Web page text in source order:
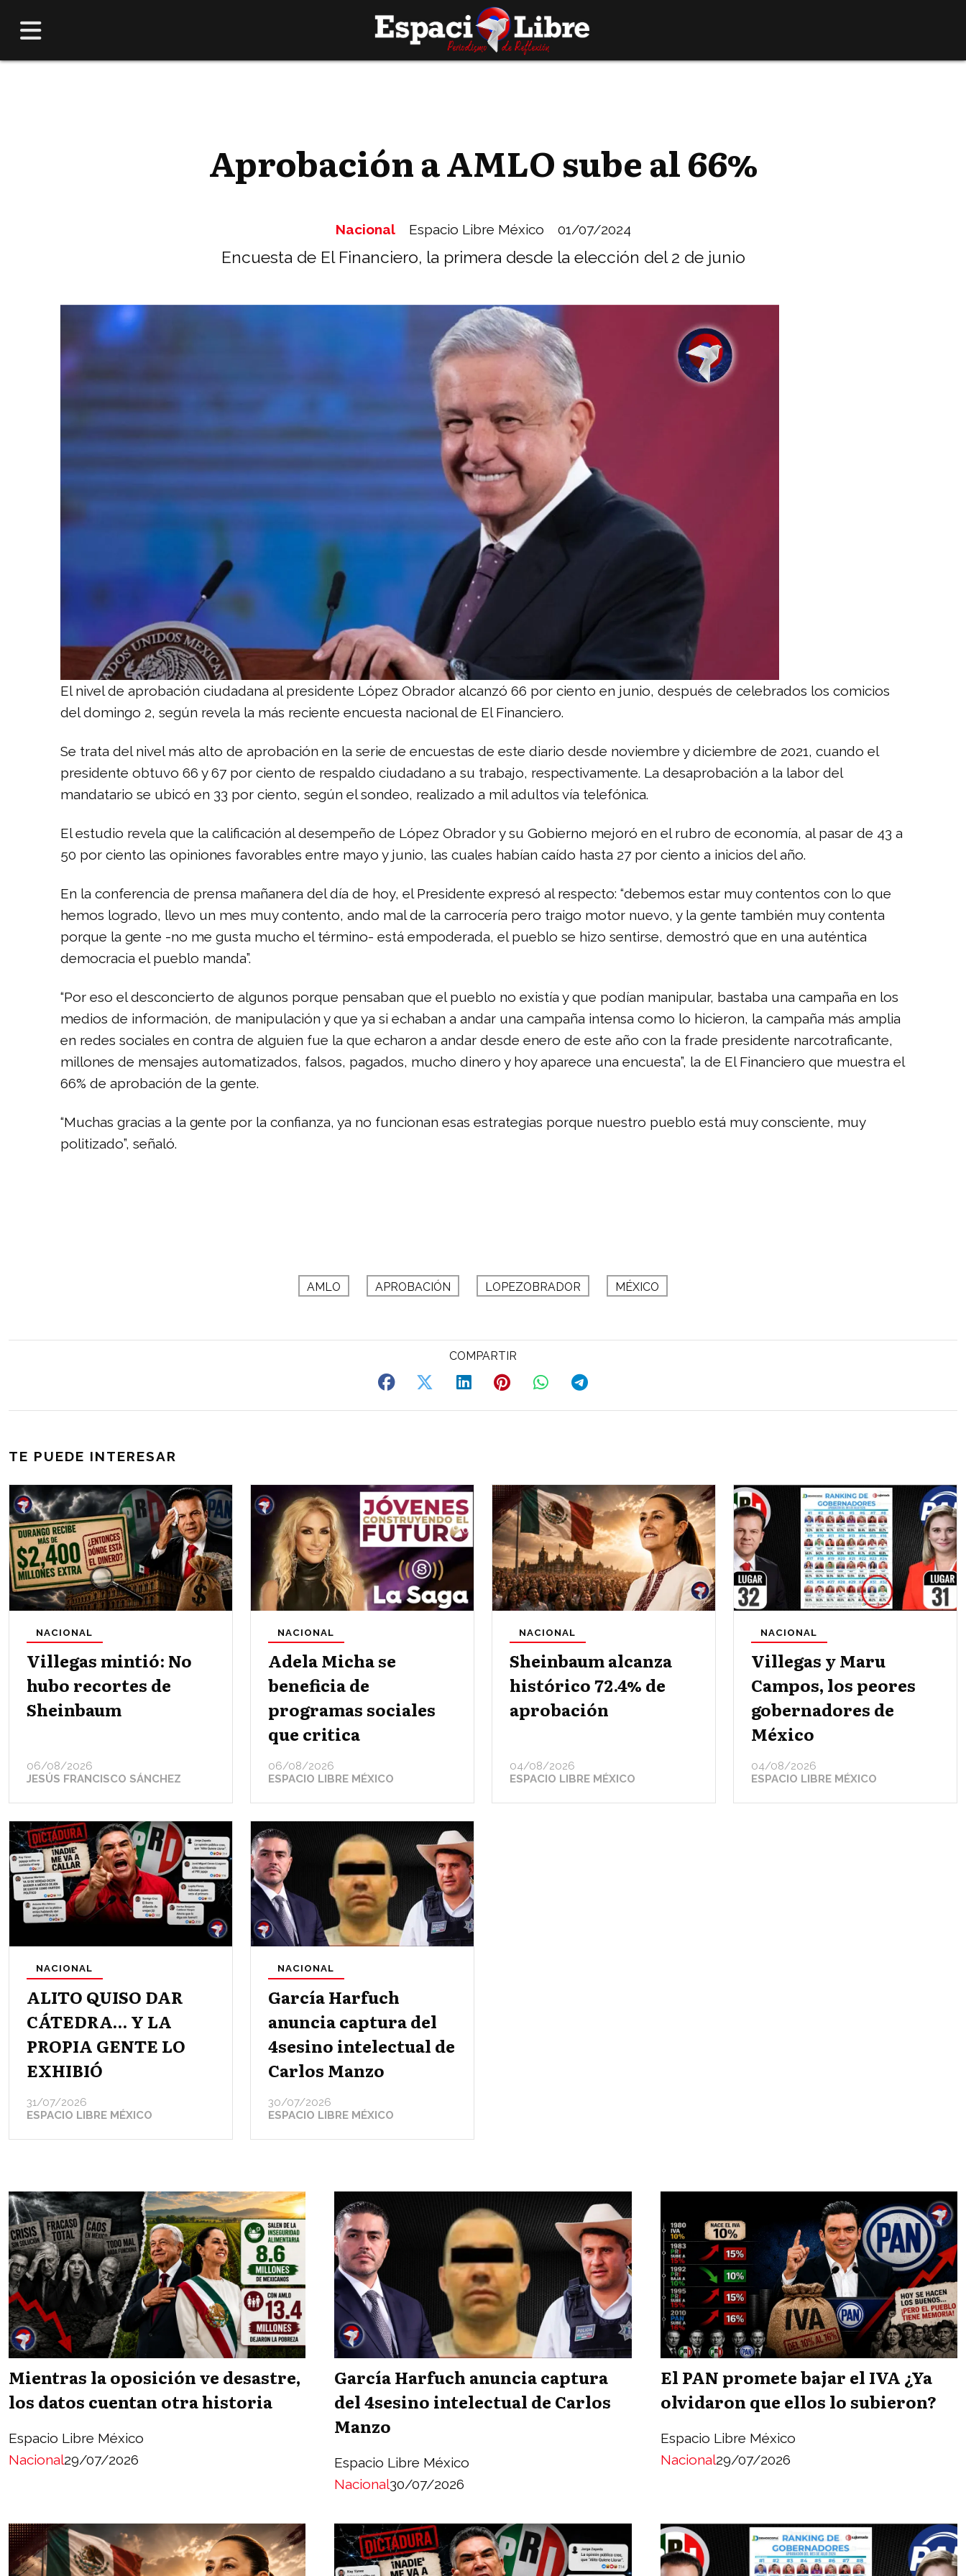
Aprobación a AMLO sube al 66%
Encuesta de El Financiero, la primera desde la elección del 2 de junio
Nacional 01/07/2024
Espacio Libre México
El nivel de aprobación ciudadana al presidente López Obrador alcanzó 66 por ciento en junio, después de celebrados los comicios
del domingo 2, según revela la más reciente encuesta nacional de El Financiero.
Se trata del nivel más alto de aprobación en la serie de encuestas de este diario desde noviembre y diciembre de 2021, cuando el
presidente obtuvo 66 y 67 por ciento de respaldo ciudadano a su trabajo, respectivamente. La desaprobación a la labor del
mandatario se ubicó en 33 por ciento, según el sondeo, realizado a mil adultos vía telefónica.
El estudio revela que la calificación al desempeño de López Obrador y su Gobierno mejoró en el rubro de economía, al pasar de 43 a
50 por ciento las opiniones favorables entre mayo y junio, las cuales habían caído hasta 27 por ciento a inicios del año.
En la conferencia de prensa mañanera del día de hoy, el Presidente expresó al respecto: “debemos estar muy contentos con lo que
hemos logrado, llevo un mes muy contento, ando mal de la carrocería pero traigo motor nuevo, y la gente también muy contenta
porque la gente -no me gusta mucho el término- está empoderada, el pueblo se hizo sentirse, demostró que en una auténtica
democracia el pueblo manda”.
“Por eso el desconcierto de algunos porque pensaban que el pueblo no existía y que podían manipular, bastaba una campaña en los
medios de información, de manipulación y que ya si echaban a andar una campaña intensa como lo hicieron, la campaña más amplia
en redes sociales en contra de alguien fue la que echaron a andar desde enero de este año con la frade presidente narcotraficante,
millones de mensajes automatizados, falsos, pagados, mucho dinero y hoy aparece una encuesta”, la de El Financiero que muestra el
66% de aprobación de la gente.
“Muchas gracias a la gente por la confianza, ya no funcionan esas estrategias porque nuestro pueblo está muy consciente, muy
politizado”, señaló.
AMLO APROBACIÓN LOPEZOBRADOR MÉXICO
TE PUEDE INTERESAR
Villegas mintió: No
hubo recortes de
Sheinbaum
JESÚS FRANCISCO SÁNCHEZ
NACIONAL
06/08/2026
Adela Micha se
beneficia de
programas sociales
que critica
ESPACIO LIBRE MÉXICO
NACIONAL
06/08/2026
Sheinbaum alcanza
histórico 72.4% de
aprobación
ESPACIO LIBRE MÉXICO
NACIONAL
04/08/2026
Villegas y Maru
Campos, los peores
gobernadores de
México
ESPACIO LIBRE MÉXICO
NACIONAL
04/08/2026
ALITO QUISO DAR
CÁTEDRA… Y LA
PROPIA GENTE LO
EXHIBIÓ
ESPACIO LIBRE MÉXICO
NACIONAL
31/07/2026
García Harfuch
anuncia captura del
4sesino intelectual de
Carlos Manzo
ESPACIO LIBRE MÉXICO
NACIONAL
30/07/2026
Mientras la oposición ve desastre,
los datos cuentan otra historia
Espacio Libre México
Nacional29/07/2026
García Harfuch anuncia captura
del 4sesino intelectual de Carlos
Manzo
Espacio Libre México
Nacional30/07/2026
El PAN promete bajar el IVA ¿Ya
olvidaron que ellos lo subieron?
Espacio Libre México
Nacional29/07/2026